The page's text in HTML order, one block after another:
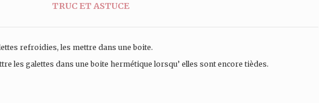
TRUC ET ASTUCE
refroidies, les mettre dans une boite.
les galettes dans une boite hermétique lorsqu’ elles sont encore tièdes.